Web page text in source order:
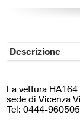
Controllo trazione
Frenata
Descrizione
La vettura
sede di Vicenza
Tel: 0444-